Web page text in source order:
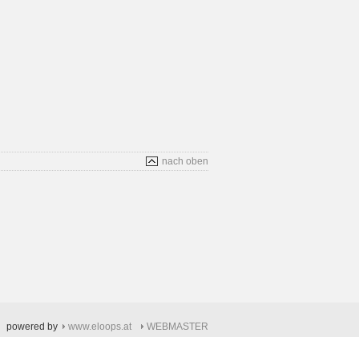
nach oben
powered by www.eloops.at WEBMASTER